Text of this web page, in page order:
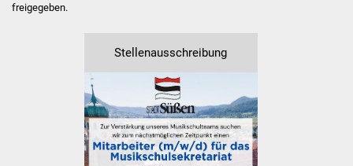
Sommerwochen für
Seniorenwohn- und
Pflegeheim
freigegeben.
Stellenausschreibung